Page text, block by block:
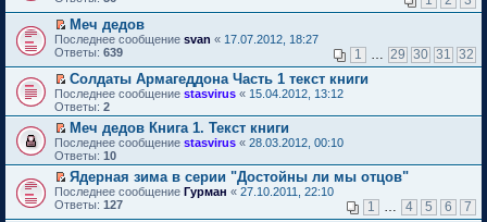
о
о
б
щ
е
н
и
ю
н
о
м
у
с
о
о
б
щ
е
н
и
ю
р
о
ч
и
т
а
н
н
о
м
у
с
о
о
б
щ
м
у
н
е
п
р
о
ч
и
т
а
н
н
о
м
у
с
в
о
м
у
н
е
п
р
о
ч
и
т
а
н
н
о
и
п
е
в
о
м
у
н
е
п
р
о
ч
и
т
е
й
т
и
к
п
е
р
в
о
м
у
н
е
п
р
П
е
е
й
т
и
п
е
р
в
о
м
у
Меч дедов
Последнее сообщение svan « 17.07.2012, 18:27
Ответы: 639 1 29 30 31 32
П
е
р
е
й
т
и
к
п
е
Солдаты Армагеддона Часть 1 текст книги
Последнее сообщение stasvirus « 15.04.2012, 13:12
Ответы: 2
П
е
р
е
й
т
и
Меч дедов Книга 1. Текст книги
Последнее сообщение stasvirus « 28.03.2012, 00:10
Ответы: 10
П
е
Ядерная зима в серии "Достойны ли мы отцов"
Последнее сообщение Гурман « 27.10.2011, 22:10
Ответы: 127 1 4 5 6 7